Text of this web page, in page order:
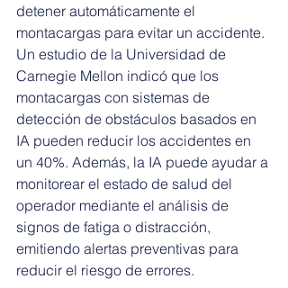
detener automáticamente el
montacargas para evitar un accidente.
Un estudio de la Universidad de
Carnegie Mellon indicó que los
montacargas con sistemas de
detección de obstáculos basados en
IA pueden reducir los accidentes en
un 40%. Además, la IA puede ayudar a
monitorear el estado de salud del
operador mediante el análisis de
signos de fatiga o distracción,
emitiendo alertas preventivas para
reducir el riesgo de errores.